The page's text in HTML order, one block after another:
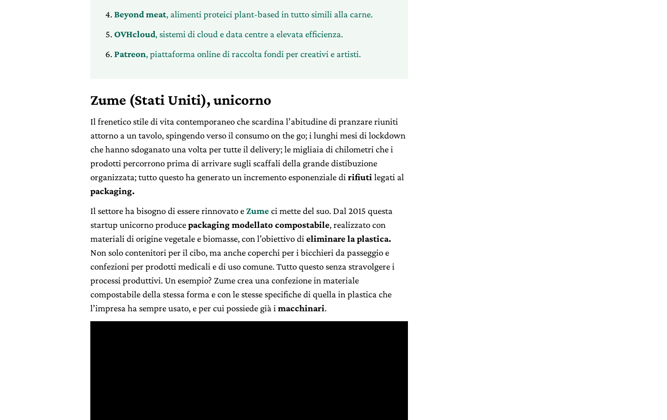
Beyond meat, alimenti proteici plant-based in tutto simili alla carne.
OVHcloud, sistemi di cloud e data centre a elevata efficienza.
Patreon, piattaforma online di raccolta fondi per creativi e artisti.
Zume (Stati Uniti),unicorno
Il frenetico stile di vita contemporaneo che scardina l’abitudine di pranzare riuniti
attorno a un tavolo, spingendo verso il consumo on the go; i lunghi mesi di lockdown
che hanno sdoganato una volta per tutte il delivery; le migliaia di chilometri che i
prodotti percorrono prima di arrivare sugli scaffali della grande distibuzione
organizzata; tutto questo ha generato un incremento esponenziale di rifiuti legati al
packaging.
Il settore ha bisogno di essere rinnovato eZumeci mette del suo. Dal 2015 questa
startup unicorno producepackaging modellato compostabile, realizzato con
materiali di origine vegetale e biomasse, con l’obiettivo di eliminare la plastica.
Non solo contenitori per il cibo, ma anche coperchi per i bicchieri da passeggio e
confezioni per prodotti medicali e di uso comune. Tutto questo senza stravolgere i
processi produttivi. Un esempio? Zume crea una confezione in materiale
compostabile della stessa forma e con le stesse specifiche di quella in plastica che
l’impresa ha sempre usato, e per cui possiede già i macchinari.